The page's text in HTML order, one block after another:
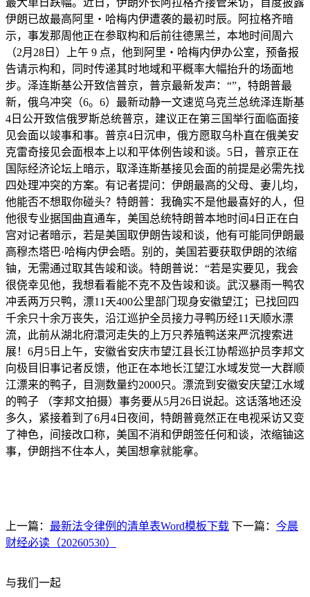
最大单日跌幅。近日，伊朗外长阿拉格齐接管采访，首度披露
伊朗已故最高阿里・哈梅内伊遭袭的最初时辰。阿拉格齐暗
示，事发那周他正在参取构和后前往德黑兰，本地时间周六
（2月28日）上午 9 点，他到阿里・哈梅内伊办公室，预备报
告请示构和，同时传递其时地域和平概率大幅抬升的场面地
步。泽连斯基公开致信普京，普京最新发声：“”，特朗普最
新，俄乌冲突（6。6）最新动静一文速览乌克兰总统泽连斯基
4日公开致信俄罗斯总统普京，建议正在第三国举行面临面接
见会面以竣事和事。普京4日沉申，俄方愿取乌朴直在俄美安
克雷奇接见会面根本上以和平体例告竣和谈。5日，普京正在
国际经济论坛上暗示，取泽连斯基接见会面的前提是必需先找
四处理冲突的方案。有记者提问：伊朗最高的父母、妻儿均，
他能否不想取你碰头？特朗普：我确实不是他最喜好的人，但
他很专业据国曲直通车，美国总统特朗普本地时间4日正在白
宫对记者暗示，若是美国取伊朗告竣和谈，他有可能同伊朗最
高穆杰塔巴·哈梅内伊会晤。别的，美国若要获取伊朗的浓缩
铀，无需通过取其告竣和谈。特朗普说：“若是实要见，我会
很侥幸见他，我想看看能不克不及告竣和谈。武汉暴雨一鸭农
冲丢两万只鸭，漂11天400公里部门现身安徽望江；已找回四
千余只十余万丧失，沿江巡护全员接力寻鸭历经11天顺水漂
流，此前从湖北府澴河走失的上万只养殖鸭送来严沉搜索进
展！6月5日上午，安徽省安庆市望江县长江协帮巡护员李邦文
向极目旧事记者反馈，他正在本地长江望江水域发觉一大群顺
江漂来的鸭子，目测数量约2000只。漂流到安徽安庆望江水域
的鸭子 （李邦文拍摄）事务要从5月26日说起。这话落地还没
多久，紧接着到了6月4日夜间，特朗普竟然正在电视采访又变
了神色，间接改口称，美国不消和伊朗签任何和谈，浓缩铀这
事，伊朗挡不住本人，美国想拿就能拿。
上一篇： 最新法令律例的清单表Word模板下载 下一篇： 今晨
财经必读（20260530）
与我们一起